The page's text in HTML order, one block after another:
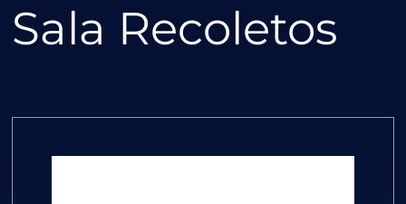
Sala Recoletos